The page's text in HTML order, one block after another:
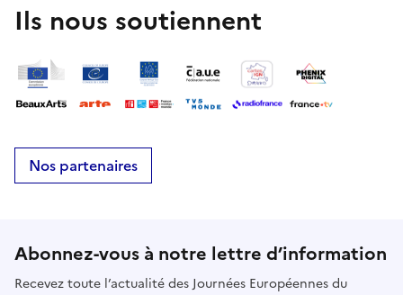
Ils nous soutiennent
Nos partenaires
Abonnez-vous à notre lettre d’information
Recevez toute l’actualité des Journées Européennes du